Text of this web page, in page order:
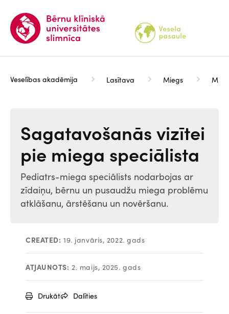
galveno
saturu
Veselības akadēmija Lasītava Miegs
Sagatavošanās vizītei
pie miega speciālista
Pediatrs-miega speciālists nodarbojas ar
zīdaiņu, bērnu un pusaudžu miega problēmu
atklāšanu, ārstēšanu un novēršanu.
CREATED: 19. janvāris, 2022. gads
ATJAUNOTS: 2. maijs, 2025. gads
Drukāt Dalīties